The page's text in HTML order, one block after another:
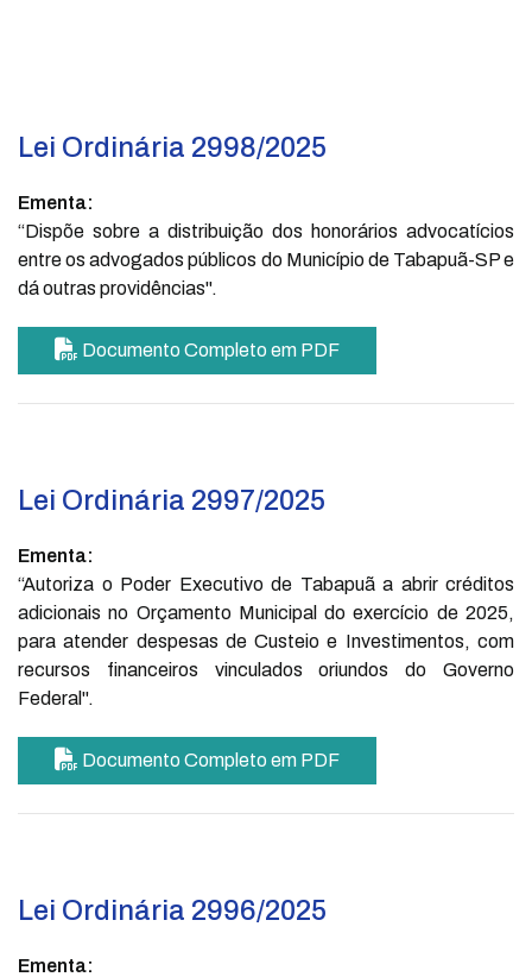
Lei Ordinária 2998/2025
Ementa:
“Dispõe sobre a distribuição dos honorários advocatícios
entre os advogados públicos do Município de Tabapuã-SP e
dá outras providências".
Documento Completo em PDF
Lei Ordinária 2997/2025
Ementa:
“Autoriza o Poder Executivo de Tabapuã a abrir créditos
adicionais no Orçamento Municipal do exercício de 2025,
para atender despesas de Custeio e Investimentos, com
recursos financeiros vinculados oriundos do Governo
Federal".
Documento Completo em PDF
Lei Ordinária 2996/2025
Ementa: